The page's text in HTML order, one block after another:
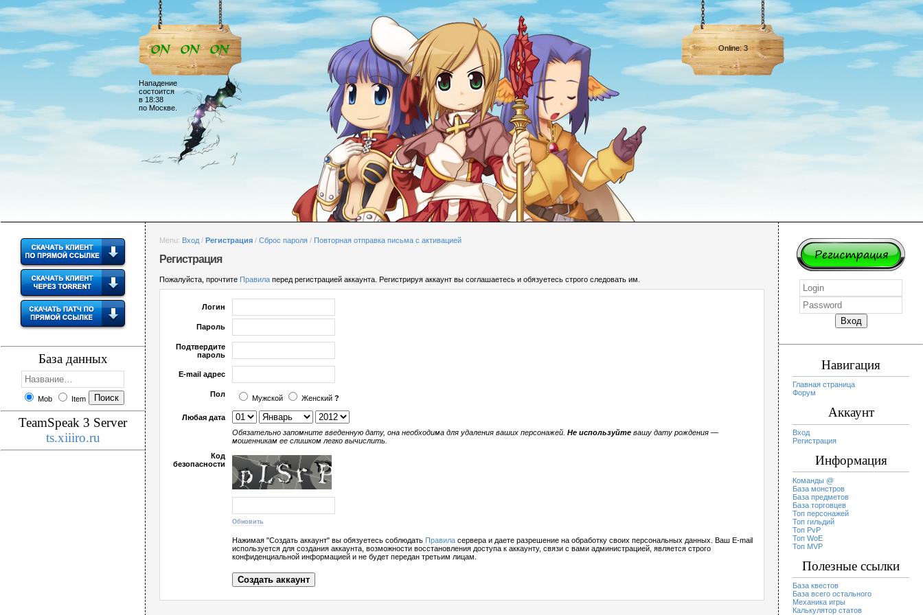
Нападение
состоится
в 18:38
по Москве.
Online: 3
База данных
Mob Item
TeamSpeak 3 Server
ts.xiiiro.ru
Menu: Вход / Регистрация / Сброс пароля / Повторная отправка письма с активацией
Регистрация
Пожалуйста, прочтите Правила перед регистрацией аккаунта. Регистрируя аккаунт вы соглашаетесь и обязуетесь строго следовать им.
Логин
Пароль
Подтвердите
пароль
E-mail адрес
Пол Мужской Женский ?
Любая дата
Обязательно запомните введенную дату, она необходима для удаления ваших персонажей. Не используйте вашу дату рождения —
мошенникам ее слишком легко вычислить.
Код
безопасности
Обновить
Нажимая "Создать аккаунт" вы обязуетесь соблюдать Правила сервера и даете разрешение на обработку своих персональных данных. Ваш E-mail
используется для создания аккаунта, возможности восстановления доступа к аккаунту, связи с вами администрацией, является строго
конфиденциальной информацией и не будет передан третьим лицам.
Создать аккаунт
Навигация
Главная страница
Форум
Аккаунт
Вход
Регистрация
Информация
Команды @
База монстров
База предметов
База торговцев
Топ персонажей
Топ гильдий
Топ PvP
Топ WoE
Топ MVP
Полезные ссылки
База квестов
База всего остального
Механика игры
Калькулятор статов